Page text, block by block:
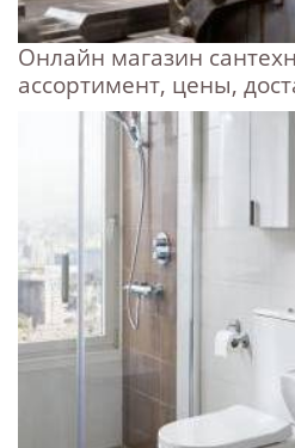
Онлайн магазин
ассортимент, цены,